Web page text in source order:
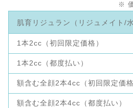
※
肌育リジュラン（リジュメイト/
1本2cc（初回限定価格）
1本2cc（都度払い）
額含む全顔2本4cc（初回限定価格
額含む全顔2本4cc（都度払い）